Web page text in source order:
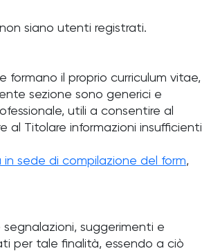
siano utenti registrati.
formano il proprio curriculum vitae,
sezione sono generici e
utili a consentire al
al Titolare informazioni insufficienti
sede di compilazione del form,
suggerimenti e
per tale finalità, essendo a ciò